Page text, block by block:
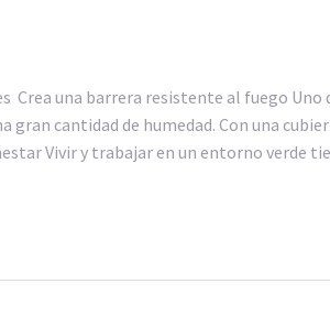
Crea una barrera resistente al fuego
cantidad de humedad. Con una
Vivir y trabajar en un entorno verde